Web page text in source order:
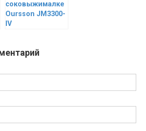
соковыжималке
Oursson JM3300-
IV